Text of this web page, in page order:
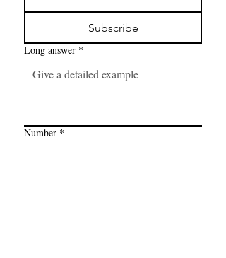
Subscribe
Long answer *
Number *